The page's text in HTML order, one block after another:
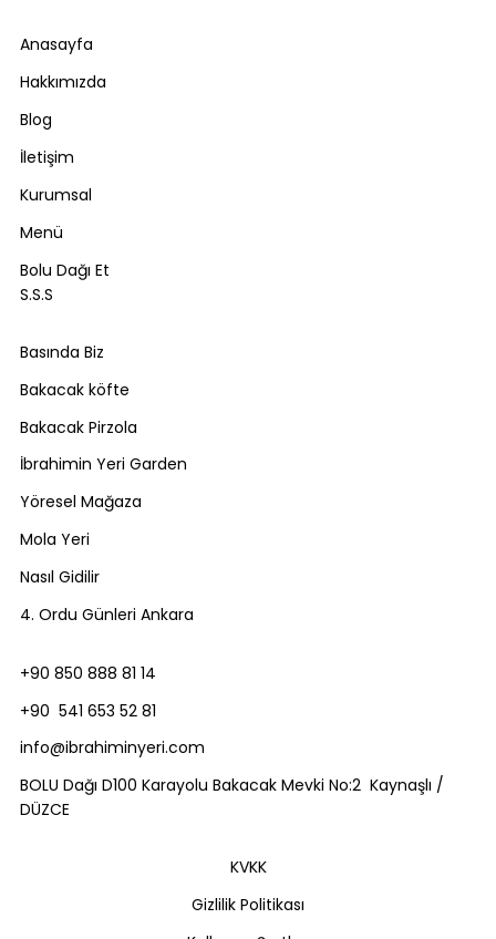
Anasayfa
Hakkımızda
Blog
İletişim
Kurumsal
Menü
Bolu Dağı Et
S.S.S
Basında Biz
Bakacak köfte
Bakacak Pirzola
İbrahimin Yeri Garden
Yöresel Mağaza
Mola Yeri
Nasıl Gidilir
4. Ordu Günleri Ankara
+90 850 888 81 14
+90 541 653 52 81
info@ibrahiminyeri.com
BOLU Dağı D100 Karayolu Bakacak Mevki No:2 Kaynaşlı /
DÜZCE
KVKK
Gizlilik Politikası